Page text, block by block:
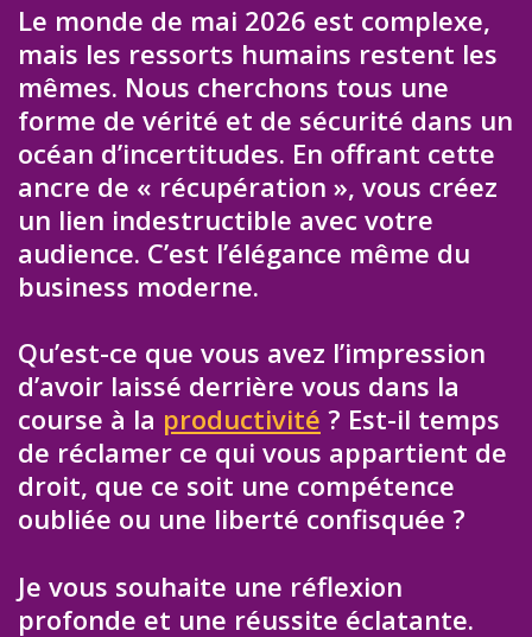
Le monde de mai 2026 est complexe,
mais les ressorts humains restent les
mêmes. Nous cherchons tous une
forme de vérité et de sécurité dans un
océan d’incertitudes. En offrant cette
ancre de « récupération », vous créez
un lien indestructible avec votre
audience. C’est l’élégance même du
business moderne.
Qu’est-ce que vous avez l’impression
d’avoir laissé derrière vous dans la
course à la productivité ? Est-il temps
de réclamer ce qui vous appartient de
droit, que ce soit une compétence
oubliée ou une liberté confisquée ?
Je vous souhaite une réflexion
profonde et une réussite éclatante.